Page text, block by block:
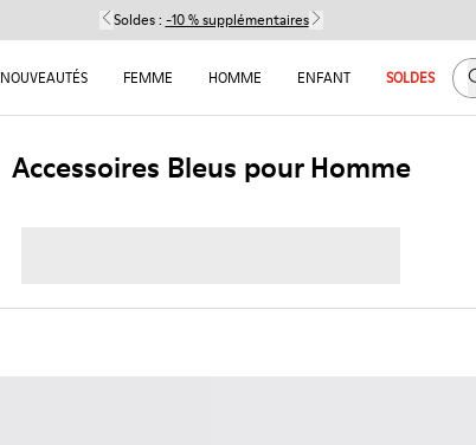
Soldes : -10 % supplémentaires
NOUVEAUTÉS FEMME HOMME ENFANT SOLDES
Accessoires Bleus pour Homme